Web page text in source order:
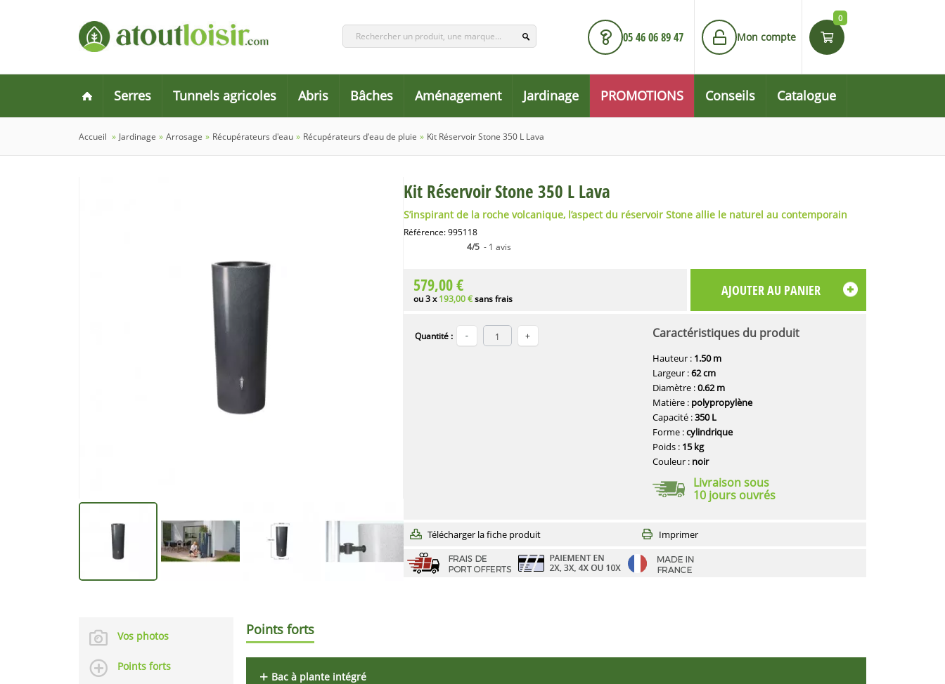
0
Mon compte
05 46 06 89 47
Serres Tunnels agricoles Abris Bâches Aménagement Jardinage PROMOTIONS Conseils Catalogue
Accueil » Jardinage » Arrosage » Récupérateurs d'eau » Récupérateurs d'eau de pluie » Kit Réservoir Stone 350 L Lava
Kit Réservoir Stone 350 L Lava
S’inspirant de la roche volcanique, l’aspect du réservoir Stone allie le naturel au contemporain
Référence:995118
4/5 - 1 avis
579,00 €
ou 3 x193,00 €sans frais
Quantité : Caractéristiques du produit
Hauteur : 1.50 m
Largeur :62 cm
Diamètre :0.62 m
Matière : polypropylène
Capacité :350 L
Forme :cylindrique
Poids : 15 kg
Couleur : noir
Livraison sous
10 jours ouvrés
Télécharger la fiche produit Imprimer
Vos photos
Points forts
Points forts
Bac à plante intégré